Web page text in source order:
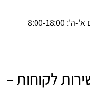
18:00
לקוחות –